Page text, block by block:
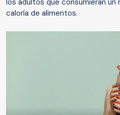
los adultos que consumieran un
caloría de alimentos.